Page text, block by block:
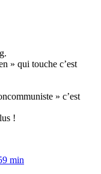
» qui touche c’est
» c’est
!
min